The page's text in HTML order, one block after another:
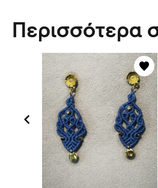
Περισσότερα